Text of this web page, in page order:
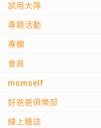
試用大隊
專題活動
專欄
會員
momself
好爸爸俱樂部
線上雜誌